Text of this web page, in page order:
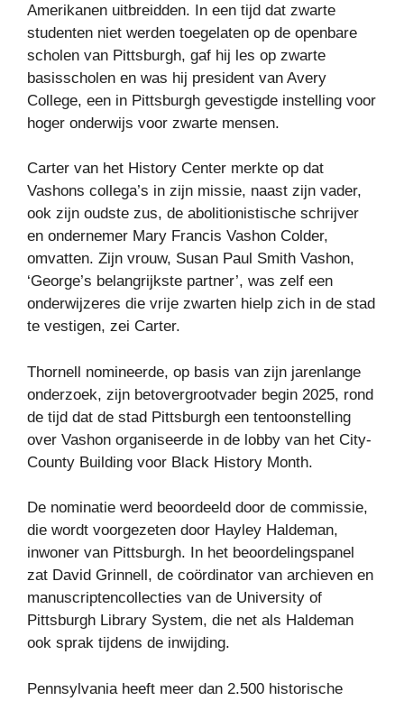
Amerikanen uitbreidden. In een tijd dat zwarte
studenten niet werden toegelaten op de openbare
scholen van Pittsburgh, gaf hij les op zwarte
basisscholen en was hij president van Avery
College, een in Pittsburgh gevestigde instelling voor
hoger onderwijs voor zwarte mensen.
Carter van het History Center merkte op dat
Vashons collega’s in zijn missie, naast zijn vader,
ook zijn oudste zus, de abolitionistische schrijver
en ondernemer Mary Francis Vashon Colder,
omvatten. Zijn vrouw, Susan Paul Smith Vashon,
‘George’s belangrijkste partner’, was zelf een
onderwijzeres die vrije zwarten hielp zich in de stad
te vestigen, zei Carter.
Thornell nomineerde, op basis van zijn jarenlange
onderzoek, zijn betovergrootvader begin 2025, rond
de tijd dat de stad Pittsburgh een tentoonstelling
over Vashon organiseerde in de lobby van het City-
County Building voor Black History Month.
De nominatie werd beoordeeld door de commissie,
die wordt voorgezeten door Hayley Haldeman,
inwoner van Pittsburgh. In het beoordelingspanel
zat David Grinnell, de coördinator van archieven en
manuscriptencollecties van de University of
Pittsburgh Library System, die net als Haldeman
ook sprak tijdens de inwijding.
Pennsylvania heeft meer dan 2.500 historische